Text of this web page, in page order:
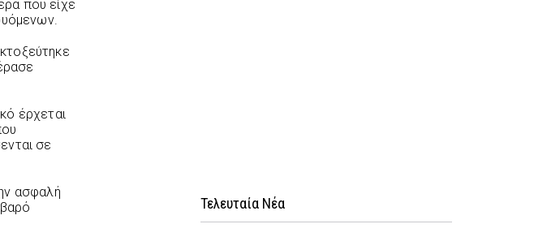
που είχε
έρχεται
σε
ασφαλή
Τελευταία Νέα